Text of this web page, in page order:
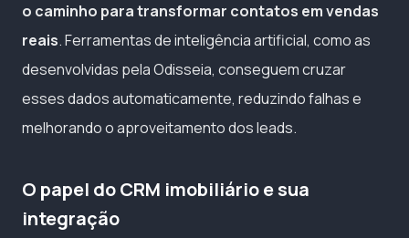
o caminho para transformar contatos em vendas
reais. Ferramentas de inteligência artificial, como as
desenvolvidas pela Odisseia, conseguem cruzar
esses dados automaticamente, reduzindo falhas e
melhorando o aproveitamento dos leads.
O papel do CRM imobiliário e sua
integração